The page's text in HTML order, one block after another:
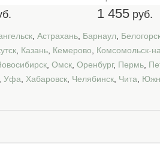
1 455 руб.
Астрахань Барнаул
Казань Кемерово Комсомольск-
Омск Оренбург, Пермь
Уфа Хабаровск Челябинск Чита